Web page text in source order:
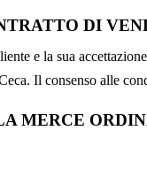
DI
e la sua
Il consenso alle
MERCE